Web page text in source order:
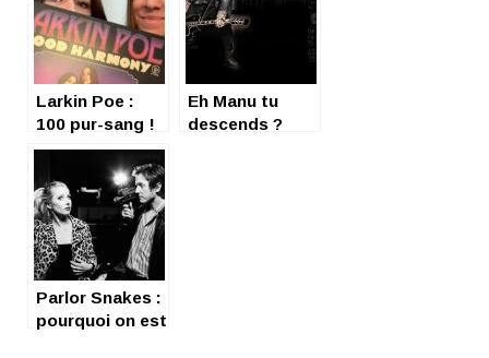
Larkin Poe :
100 pur-sang !
Eh Manu tu
descends ?
Parlor Snakes :
pourquoi on est